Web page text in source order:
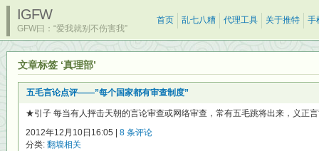
IGFW
GFW曰：“爱我就别不伤害我”
首页 乱七八糟 代理工具 关于推特 手
文章标签 ‘真理部’
五毛言论点评——”每个国家都有审查制度”
★引子 每当有人抨击天朝的言论审查或网络审查，常有五毛跳将出来，义正
2012年12月10日16:05 | 8 条评论
分类: 翻墙相关